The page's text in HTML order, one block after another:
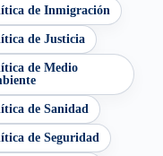
de Inmigración
de Justicia
de Medio
de Sanidad
de Seguridad